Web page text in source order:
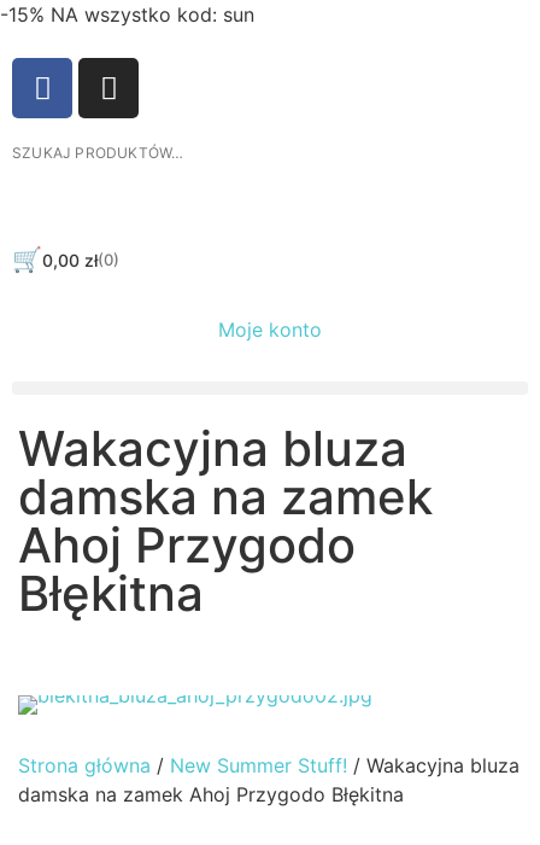
-15% NA wszystko kod: sun
🛒0,00 zł(0)
Moje konto
Strona główna / New Summer Stuff! / Wakacyjna bluza
damska na zamek Ahoj Przygodo Błękitna
Wakacyjna bluza
damska na zamek
Ahoj Przygodo
Błękitna